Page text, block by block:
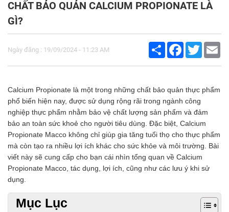
Sản phẩm
PHỤ GIA THỰC PHẨM
Tinh bột biến tính
Hương liệu thực phẩm
Chất phụ gia chống đông vón
Chất phụ gia tạo cấu trúc
Chất phụ gia bảo quản
Chất phụ gia nem giò chả
Chất phụ gia bún mì phở
Chất phụ gia bánh kẹo kem
Chất phụ gia nước giải khát
Chất phụ gia xúc xích
Chất phụ gia nước mắm
Chất phụ gia rau củ quả
Chất phụ gia thạch rau câu
CHẤT BẢO QUẢN CALCIUM PROPIONATE LÀ
GÌ?
Ngày đăng : 19/09/2024 - 11:23 AM
Share FacebookTwitter
Calcium Propionate là một trong những chất bảo quản thực phẩm
phổ biến hiện nay, được sử dụng rộng rãi trong ngành công
nghiệp thực phẩm nhằm bảo vệ chất lượng sản phẩm và đảm
bảo an toàn sức khoẻ cho người tiêu dùng. Đặc biệt, Calcium
Propionate Macco không chỉ giúp gia tăng tuổi thọ cho thực phẩm
mà còn tạo ra nhiều lợi ích khác cho sức khỏe và môi trường. Bài
viết này sẽ cung cấp cho bạn cái nhìn tổng quan về Calcium
Propionate Macco, tác dụng, lợi ích, cũng như các lưu ý khi sử
dụng.
Mục Lục